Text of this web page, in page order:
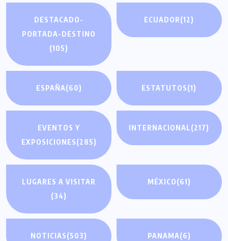
DESTACADO-
PORTADA-DESTINO
(105)
ECUADOR(12)
ESPAÑA(60) ESTATUTOS(1)
EVENTOS Y
EXPOSICIONES(285)
INTERNACIONAL(217)
LUGARES A VISITAR
(34)
MÉXICO(61)
NOTICIAS(503) PANAMA(6)